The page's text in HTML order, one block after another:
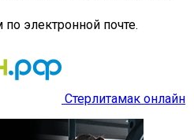
электронной почте.
Стерлитамак онлайн